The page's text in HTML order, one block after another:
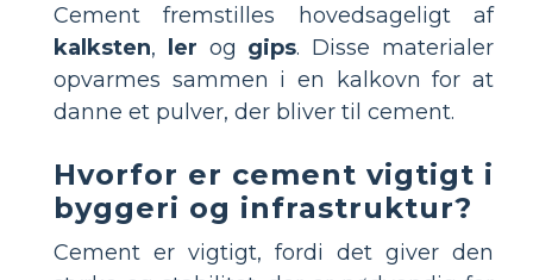
Cement fremstilles hovedsageligt af
kalksten, ler og gips. Disse materialer
opvarmes sammen i en kalkovn for at
danne et pulver, der bliver til cement.
Hvorfor er cement vigtigt i
byggeri og infrastruktur?
Cement er vigtigt, fordi det giver den